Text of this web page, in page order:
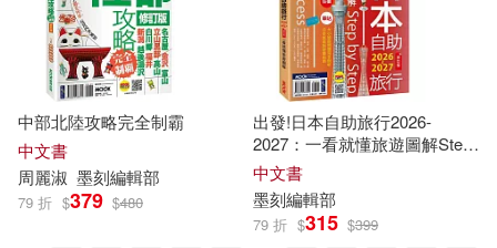
東雨文化編輯部(227)
麥書編輯部(193)
MAPPLE昭文社編輯部(182)
東雨編輯部(177)
吉林攝影出版社(303)
尖端(303)
大坤(266)
電子書 (可複選)
適合手機平板閱讀(236)
適合平板閱讀(1397)
中部北陸攻略完全制霸
中文書
周麗淑 墨刻編輯部
79 折 $379 $480
出發!日本自助旅行2026-
2027：一看就懂旅遊圖解Step
by Step
中文書
墨刻編輯部
79 折 $315 $399